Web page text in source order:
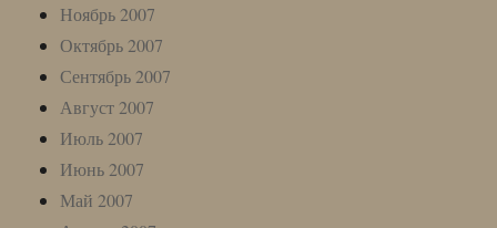
Ноябрь 2007
Октябрь 2007
Сентябрь 2007
Август 2007
Июль 2007
Июнь 2007
Май 2007